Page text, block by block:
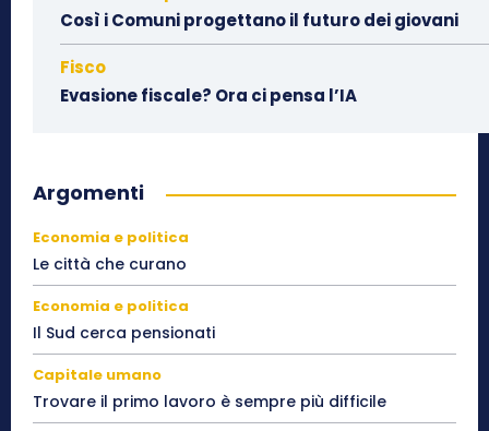
Così i Comuni progettano il futuro dei giovani
Fisco
Evasione fiscale? Ora ci pensa l’IA
Argomenti
Economia e politica
Le città che curano
Economia e politica
Il Sud cerca pensionati
Capitale umano
Trovare il primo lavoro è sempre più difficile